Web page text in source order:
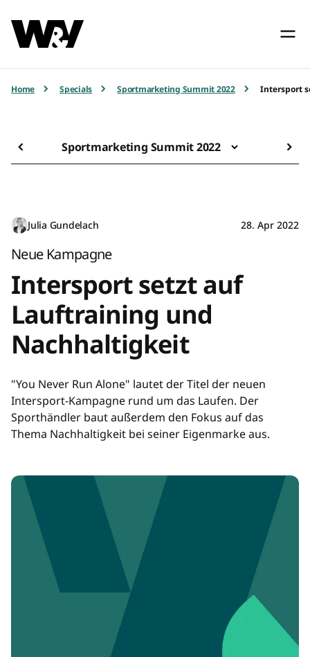
Home Specials Sportmarketing Summit 2022 Intersport
Sportmarketing Summit 2022
Julia Gundelach 28. Apr 2022
Neue Kampagne
Intersport setzt auf
Lauftraining und
Nachhaltigkeit
"You Never Run Alone" lautet der Titel der neuen
Intersport-Kampagne rund um das Laufen. Der
Sporthändler baut außerdem den Fokus auf das
Thema Nachhaltigkeit bei seiner Eigenmarke aus.